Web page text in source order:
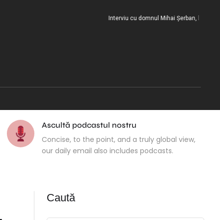
Interviu cu domnul Mihai Șerban, la
Ascultă podcastul nostru
Concise, to the point, and a truly global view,
our daily email also includes podcasts.
Caută